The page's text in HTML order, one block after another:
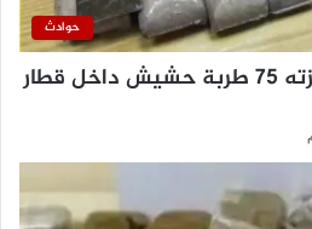
حوادث
القبض على عاطل بحوزته 75 طربة حشيش داخل قطار